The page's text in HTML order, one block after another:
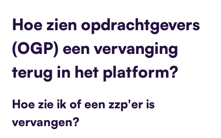
Hoe zien opdrachtgevers
(OGP) een vervanging
terug in het platform?
Hoe zie ik of een zzp'er is
vervangen?